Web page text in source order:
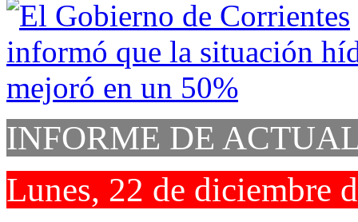
INFORME DE
Lunes, 22 de diciembre